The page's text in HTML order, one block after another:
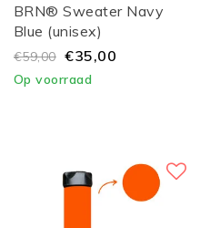
BRN® Sweater Navy
Blue (unisex)
€59,00 €35,00
Op voorraad